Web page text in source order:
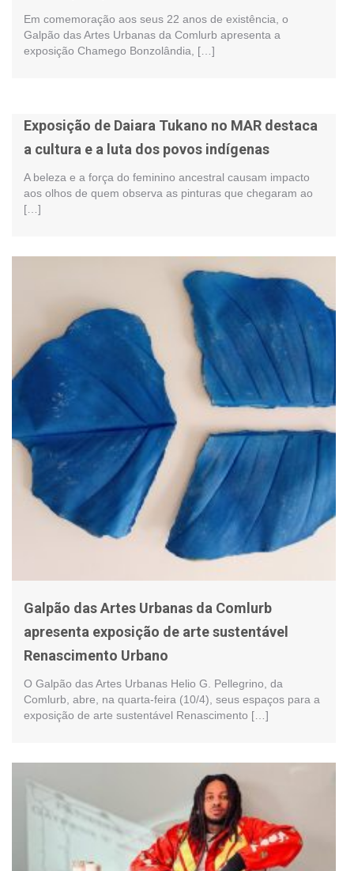
Em comemoração aos seus 22 anos de existência, o
Galpão das Artes Urbanas da Comlurb apresenta a
exposição Chamego Bonzolândia, […]
Exposição de Daiara Tukano no MAR destaca
a cultura e a luta dos povos indígenas
A beleza e a força do feminino ancestral causam impacto
aos olhos de quem observa as pinturas que chegaram ao
[…]
Galpão das Artes Urbanas da Comlurb
apresenta exposição de arte sustentável
Renascimento Urbano
O Galpão das Artes Urbanas Helio G. Pellegrino, da
Comlurb, abre, na quarta-feira (10/4), seus espaços para a
exposição de arte sustentável Renascimento […]